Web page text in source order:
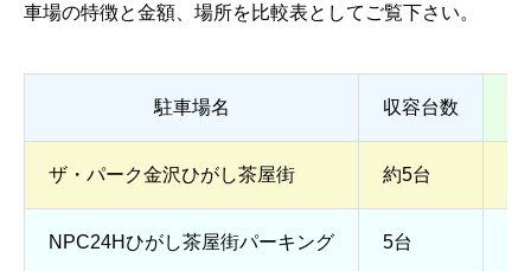
車場の特徴と金額、場所を比較表としてご覧下さい。
駐車場名 収容台数
ザ・パーク金沢ひがし茶屋街 約5台
NPC24Hひがし茶屋街パーキング 5台